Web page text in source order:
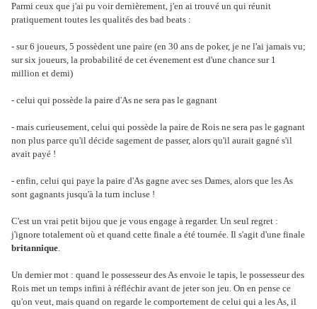
Parmi ceux que j'ai pu voir dernièrement, j'en ai trouvé un qui réunit
pratiquement toutes les qualités des bad beats :
- sur 6 joueurs, 5 possèdent une paire (en 30 ans de poker, je ne l'ai jamais vu;
sur six joueurs, la probabilité de cet évenement est d'une chance sur 1
million et demi)
- celui qui possède la paire d'As ne sera pas le gagnant
- mais curieusement, celui qui possède la paire de Rois ne sera pas le gagnant
non plus parce qu'il décide sagement de passer, alors qu'il aurait gagné s'il
avait payé !
- enfin, celui qui paye la paire d'As gagne avec ses Dames, alors que les As
sont gagnants jusqu'à la turn incluse !
C'est un vrai petit bijou que je vous engage à regarder. Un seul regret :
j'ignore totalement où et quand cette finale a été tournée. Il s'agit d'une finale
britannique.
Un dernier mot : quand le possesseur des As envoie le tapis, le possesseur des
Rois met un temps infini à réfléchir avant de jeter son jeu. On en pense ce
qu'on veut, mais quand on regarde le comportement de celui qui a les As, il